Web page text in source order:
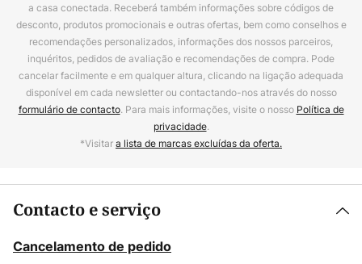
a casa conectada. Receberá também informações sobre códigos de
desconto, produtos promocionais e outras ofertas, bem como conselhos e
recomendações personalizados, informações dos nossos parceiros,
inquéritos, pedidos de avaliação e recomendações de compra. Pode
cancelar facilmente e em qualquer altura, clicando na ligação adequada
disponível em cada newsletter ou contactando-nos através do nosso
formulário de contacto. Para mais informações, visite o nosso Política de
privacidade.
*Visitara lista de marcas excluídas da oferta.
Contacto e serviço
Cancelamento de pedido